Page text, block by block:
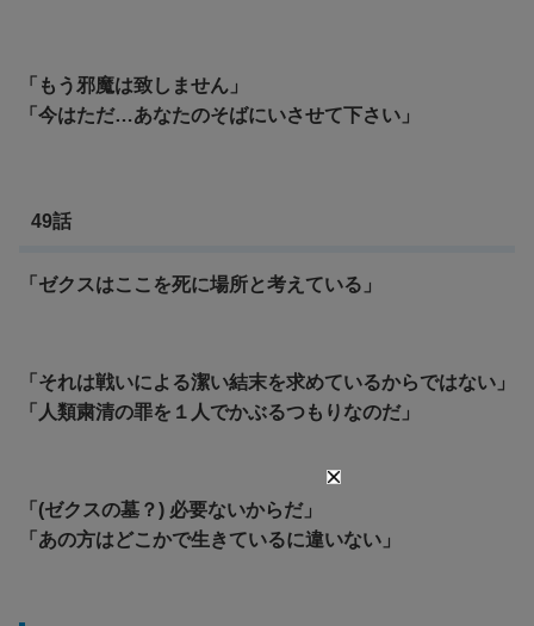
「もう邪魔は致しません」
「今はただ…あなたのそばにいさせて下さい」
49話
「ゼクスはここを死に場所と考えている」
「それは戦いによる潔い結末を求めているからではない」
「人類粛清の罪を１人でかぶるつもりなのだ」
「(ゼクスの墓？) 必要ないからだ」
「あの方はどこかで生きているに違いない」